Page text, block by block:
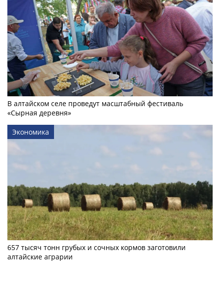
В алтайском селе проведут масштабный фестиваль
«Сырная деревня»
Экономика
657 тысяч тонн грубых и сочных кормов заготовили
алтайские аграрии